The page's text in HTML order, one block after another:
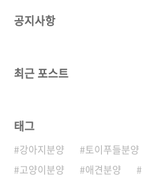
공지사항
최근 포스트
태그
강아지분양 토이푸들분양
고양이분양
애견분양